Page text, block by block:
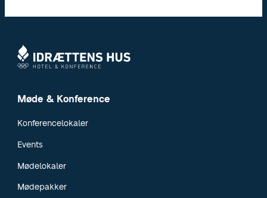
Møde & Konference
Konferencelokaler
Events
Mødelokaler
Mødepakker